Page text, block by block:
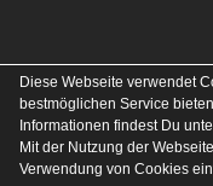
Diese Webseite verwendet
bestmöglichen Service
Informationen findest Du
Mit der Nutzung der
Verwendung von Cookies